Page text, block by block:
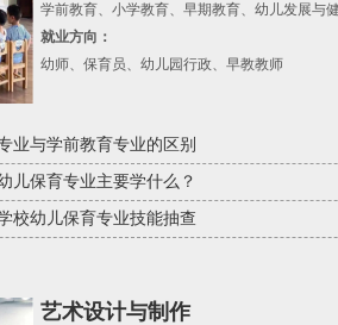
学前教育、小学教育、早期教育、幼儿发展与
就业方向：
幼师、保育员、幼儿园行政、早教教师
业与学前教育专业的区别
儿保育专业主要学什么？
校幼儿保育专业技能抽查
艺术设计与制作